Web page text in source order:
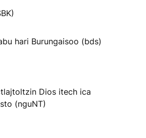
hari Burungaisoo (bds)
Dios itech ica
(nguNT)